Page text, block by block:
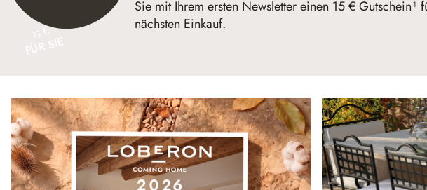
15 €
Sie mit Ihrem ersten Newsletter einen 15 € Gutschein¹
nächsten Einkauf.